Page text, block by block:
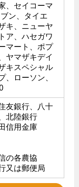
事見積単価表
、セイコーマ
ン、タイエ
キ、ニューヤ
ア、ハセガワ
マート、ポプ
ヤマザキデイ
キスペシャル
、ローソン、
友銀行、八十
北陸銀行
信用金庫
の各農協
又は郵便局